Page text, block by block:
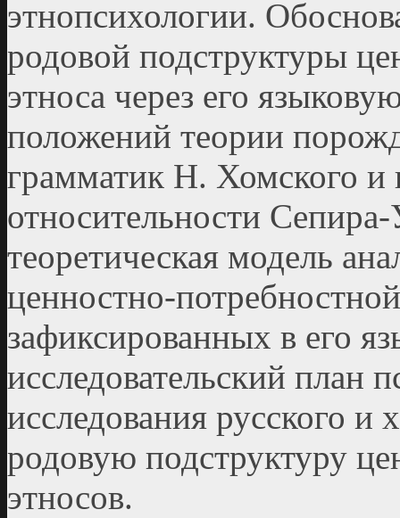
этнопсихологии.
родовой подструктуры
этноса через его
положений теории
грамматик Н. Хомского и
относительности
теоретическая модель
ценностно-
зафиксированных в его
исследовательский план
исследования русского и
родовую подструктуру
этносов.